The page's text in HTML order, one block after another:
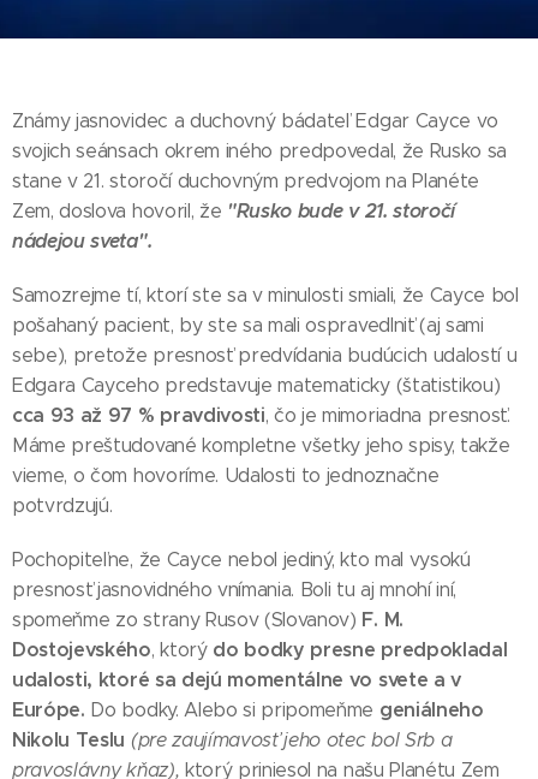
Známy jasnovidec a duchovný bádateľ Edgar Cayce vo
svojich seánsach okrem iného predpovedal, že Rusko sa
stane v 21. storočí duchovným predvojom na Planéte
Zem, doslova hovoril, že "Rusko bude v 21. storočí
nádejou sveta".
Samozrejme tí, ktorí ste sa v minulosti smiali, že Cayce bol
pošahaný pacient, by ste sa mali ospravedlniť (aj sami
sebe), pretože presnosť predvídania budúcich udalostí u
Edgara Cayceho predstavuje matematicky (štatistikou)
cca 93 až 97 % pravdivosti, čo je mimoriadna presnosť.
Máme preštudované kompletne všetky jeho spisy, takže
vieme, o čom hovoríme. Udalosti to jednoznačne
potvrdzujú.
Pochopiteľne, že Cayce nebol jediný, kto mal vysokú
presnosť jasnovidného vnímania. Boli tu aj mnohí iní,
spomeňme zo strany Rusov (Slovanov) F. M.
Dostojevského, ktorý do bodky presne predpokladal
udalosti, ktoré sa dejú momentálne vo svete a v
Európe. Do bodky. Alebo si pripomeňme geniálneho
Nikolu Teslu (pre zaujímavosť jeho otec bol Srb a
pravoslávny kňaz), ktorý priniesol na našu Planétu Zem